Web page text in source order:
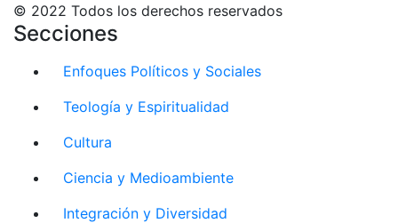
© 2022 Todos los derechos reservados
Secciones
Enfoques Políticos y Sociales
Teología y Espiritualidad
Cultura
Ciencia y Medioambiente
Integración y Diversidad